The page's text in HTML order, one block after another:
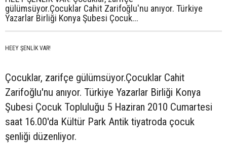
gülümsüyor.Çocuklar Cahit Zarifoğlu'nu anıyor. Türkiye
Yazarlar Birliği Konya Şubesi Çocuk...
HEEY ŞENLİK VAR!
Çocuklar, zarifçe gülümsüyor.Çocuklar Cahit
Zarifoğlu'nu anıyor. Türkiye Yazarlar Birliği Konya
Şubesi Çocuk Topluluğu 5 Haziran 2010 Cumartesi
saat 16.00'da Kültür Park Antik tiyatroda çocuk
şenliği düzenliyor.